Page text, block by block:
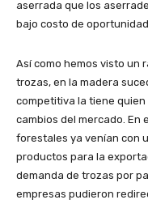
aserrada que los
bajo costo de
Así como hemos visto un
trozas, en la madera
competitiva la tiene
cambios del mercado. En
forestales ya venían con
productos para la
demanda de trozas por
empresas pudieron